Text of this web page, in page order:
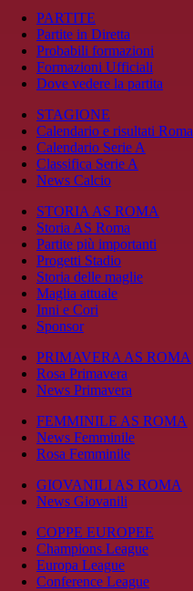
PARTITE
Partite in Diretta
Probabili formazioni
Formazioni Ufficiali
Dove vedere la partita
STAGIONE
Calendario e risultati Roma
Calendario Serie A
Classifica Serie A
News Calcio
STORIA AS ROMA
Storia AS Roma
Partite più importanti
Progetti Stadio
Storia delle maglie
Maglia attuale
Inni e Cori
Sponsor
PRIMAVERA AS ROMA
Rosa Primavera
News Primavera
FEMMINILE AS ROMA
News Femminile
Rosa Femminile
GIOVANILI AS ROMA
News Giovanili
COPPE EUROPEE
Champions League
Europa League
Conference League